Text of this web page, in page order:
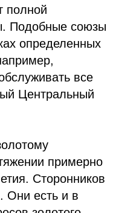
полной
Подобные союзы
определенных
все
Центральный
примерно
Сторонников
Они есть и в